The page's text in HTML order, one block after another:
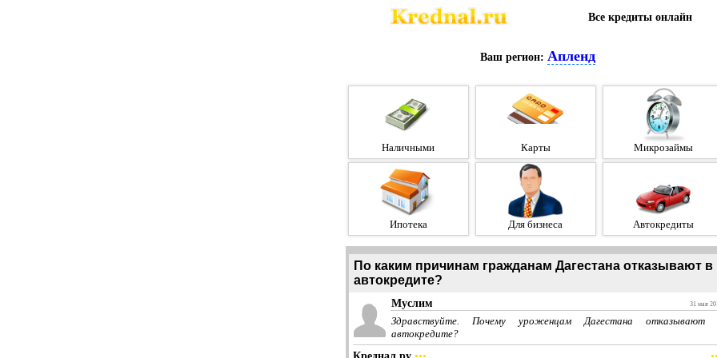
Все кредиты онлайн
Ваш регион: Апленд
Наличными Карты Микрозаймы
Ипотека Для бизнеса Автокредиты
По каким причинам гражданам Дагестана отказывают в
автокредите?
Муслим 31 мая
Здравствуйте. Почему уроженцам Дагестана отказывают
автокредите?